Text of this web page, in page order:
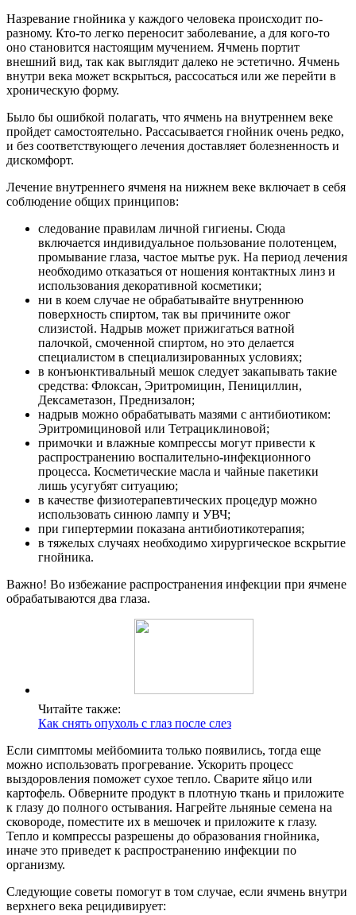
Назревание гнойника у каждого человека происходит по-
разному. Кто-то легко переносит заболевание, а для кого-то
оно становится настоящим мучением. Ячмень портит
внешний вид, так как выглядит далеко не эстетично. Ячмень
внутри века может вскрыться, рассосаться или же перейти в
хроническую форму.
Было бы ошибкой полагать, что ячмень на внутреннем веке
пройдет самостоятельно. Рассасывается гнойник очень редко,
и без соответствующего лечения доставляет болезненность и
дискомфорт.
Лечение внутреннего ячменя на нижнем веке включает в себя
соблюдение общих принципов:
следование правилам личной гигиены. Сюда
включается индивидуальное пользование полотенцем,
промывание глаза, частое мытье рук. На период лечения
необходимо отказаться от ношения контактных линз и
использования декоративной косметики;
ни в коем случае не обрабатывайте внутреннюю
поверхность спиртом, так вы причините ожог
слизистой. Надрыв может прижигаться ватной
палочкой, смоченной спиртом, но это делается
специалистом в специализированных условиях;
в конъюнктивальный мешок следует закапывать такие
средства: Флоксан, Эритромицин, Пенициллин,
Дексаметазон, Преднизалон;
надрыв можно обрабатывать мазями с антибиотиком:
Эритромициновой или Тетрациклиновой;
примочки и влажные компрессы могут привести к
распространению воспалительно-инфекционного
процесса. Косметические масла и чайные пакетики
лишь усугубят ситуацию;
в качестве физиотерапевтических процедур можно
использовать синюю лампу и УВЧ;
при гипертермии показана антибиотикотерапия;
в тяжелых случаях необходимо хирургическое вскрытие
гнойника.
Важно! Во избежание распространения инфекции при ячмене
обрабатываются два глаза.
Читайте также:
Как снять опухоль с глаз после слез
Если симптомы мейбомиита только появились, тогда еще
можно использовать прогревание. Ускорить процесс
выздоровления поможет сухое тепло. Сварите яйцо или
картофель. Обверните продукт в плотную ткань и приложите
к глазу до полного остывания. Нагрейте льняные семена на
сковороде, поместите их в мешочек и приложите к глазу.
Тепло и компрессы разрешены до образования гнойника,
иначе это приведет к распространению инфекции по
организму.
Следующие советы помогут в том случае, если ячмень внутри
верхнего века рецидивирует: